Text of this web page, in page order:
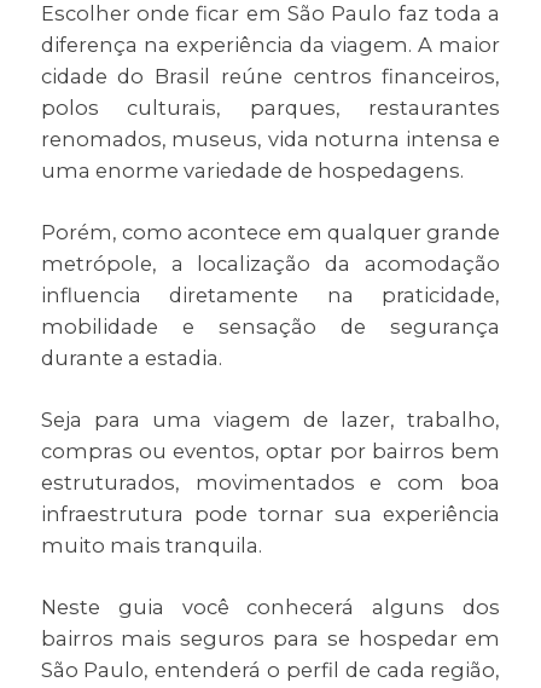
Escolher onde ficar em São Paulo faz toda a
diferença na experiência da viagem. A maior
cidade do Brasil reúne centros financeiros,
polos culturais, parques, restaurantes
renomados, museus, vida noturna intensa e
uma enorme variedade de hospedagens.
Porém, como acontece em qualquer grande
metrópole, a localização da acomodação
influencia diretamente na praticidade,
mobilidade e sensação de segurança
durante a estadia.
Seja para uma viagem de lazer, trabalho,
compras ou eventos, optar por bairros bem
estruturados, movimentados e com boa
infraestrutura pode tornar sua experiência
muito mais tranquila.
Neste guia você conhecerá alguns dos
bairros mais seguros para se hospedar em
São Paulo, entenderá o perfil de cada região,